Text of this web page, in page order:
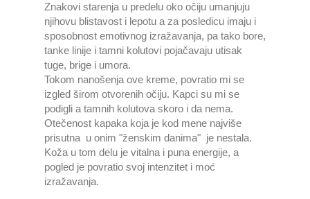
Znakovi starenja u predelu oko očiju umanjuju
njihovu blistavost i lepotu a za posledicu imaju i
sposobnost emotivnog izražavanja, pa tako bore,
tanke linije i tamni kolutovi pojačavaju utisak
tuge, brige i umora.
Tokom nanošenja ove kreme, povratio mi se
izgled širom otvorenih očiju. Kapci su mi se
podigli a tamnih kolutova skoro i da nema.
Otečenost kapaka koja je kod mene najviše
prisutna u onim "ženskim danima" je nestala.
Koža u tom delu je vitalna i puna energije, a
pogled je povratio svoj intenzitet i moć
izražavanja.